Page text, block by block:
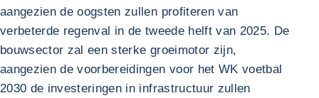
aangezien de oogsten zullen profiteren van
verbeterde regenval in de tweede helft van 2025. De
bouwsector zal een sterke groeimotor zijn,
aangezien de voorbereidingen voor het WK voetbal
2030 de investeringen in infrastructuur zullen